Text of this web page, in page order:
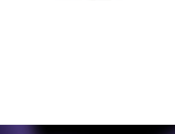
4. 半導體與鎢市場的新變化